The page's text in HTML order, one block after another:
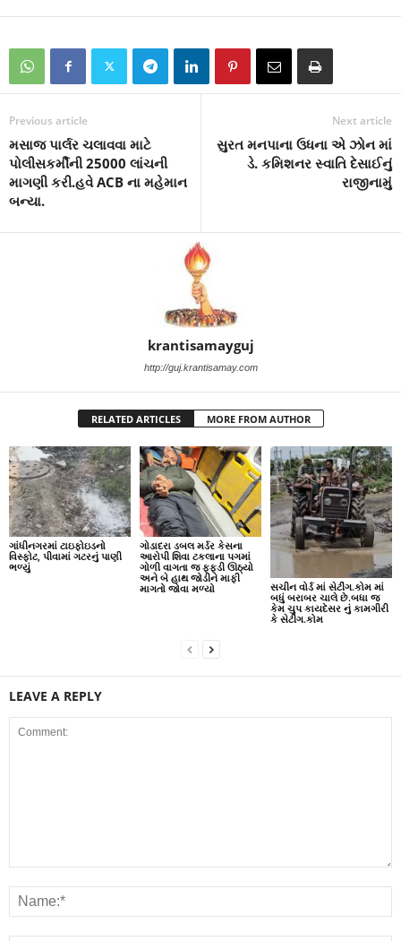
Previous article
મસાજ પાર્લર ચલાવવા માટે
પોલીસકર્મીની 25000 લાંચની
માગણી કરી.હવે ACB ના મહેમાન
બન્યા.
Next article
સુરત મનપાના ઉધના એ ઝોન માં
ડે. કમિશનર સ્વાતિ દેસાઈનું
રાજીનામું
krantisamayguj
http://guj.krantisamay.com
RELATED ARTICLES MORE FROM AUTHOR
ગાંધીનગરમાં ટાઇફોઇડનો
વિસ્ફોટ, પીવામાં ગટરનું પાણી
ભળ્યું
ગોડાદરા ડબલ મર્ડર કેસના
આરોપી શિવા ટકલાના પગમાં
ગોળી વાગતા જ ફફડી ઊઠ્યો
અને બે હાથ જોડીને માફી
માગતો જોવા મળ્યો
સચીન વોર્ડ માં સેટીંગ.કોમ માં
બધું બરાબર ચાલે છે.બધા જ
કેમ ચુપ કાયદેસર નું કામગીરી
કે સેટીંગ.કોમ
LEAVE A REPLY